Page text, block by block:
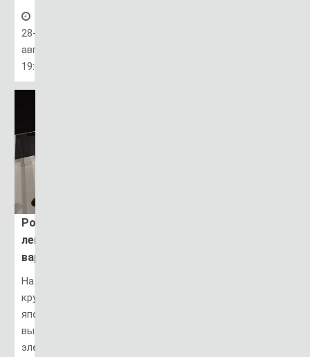
28-
авг,
19:01
Робот,
лепящий
вареники
На
крупнейшей
японской
выставке
электроники